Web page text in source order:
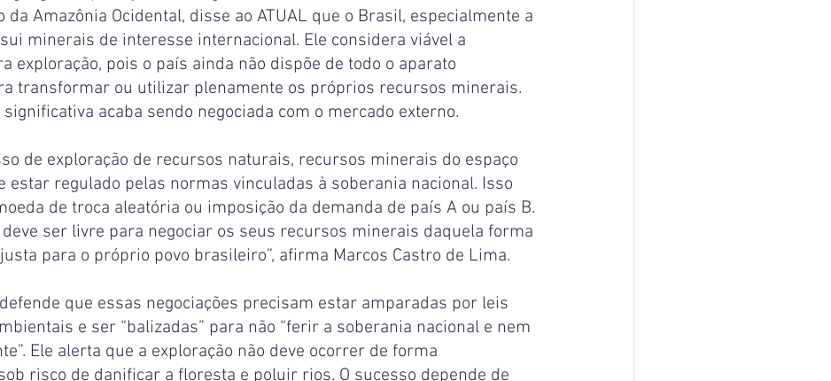
da Amazônia Ocidental, disse ao ATUAL que o Brasil, especialmente a
minerais de interesse internacional. Ele considera viável a
exploração, pois o país ainda não dispõe de todo o aparato
transformar ou utilizar plenamente os próprios recursos minerais.
acaba sendo negociada com o mercado externo.
de exploração de recursos naturais, recursos minerais do espaço
estar regulado pelas normas vinculadas à soberania nacional. Isso
de troca aleatória ou imposição da demanda de país A ou país B.
deve ser livre para negociar os seus recursos minerais daquela forma
para o próprio povo brasileiro”, afirma Marcos Castro de Lima.
que essas negociações precisam estar amparadas por leis
e ser “balizadas” para não “ferir a soberania nacional e nem
Ele alerta que a exploração não deve ocorrer de forma
risco de danificar a floresta e poluir rios. O sucesso depende de